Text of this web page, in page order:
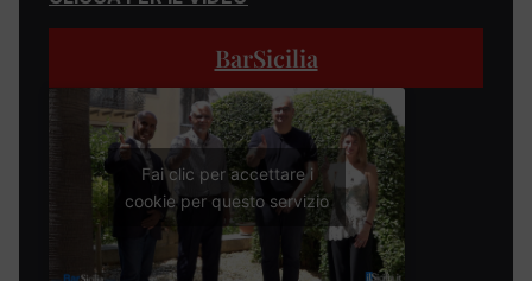
BarSicilia
Fai clic per accettare i
cookie per questo servizio